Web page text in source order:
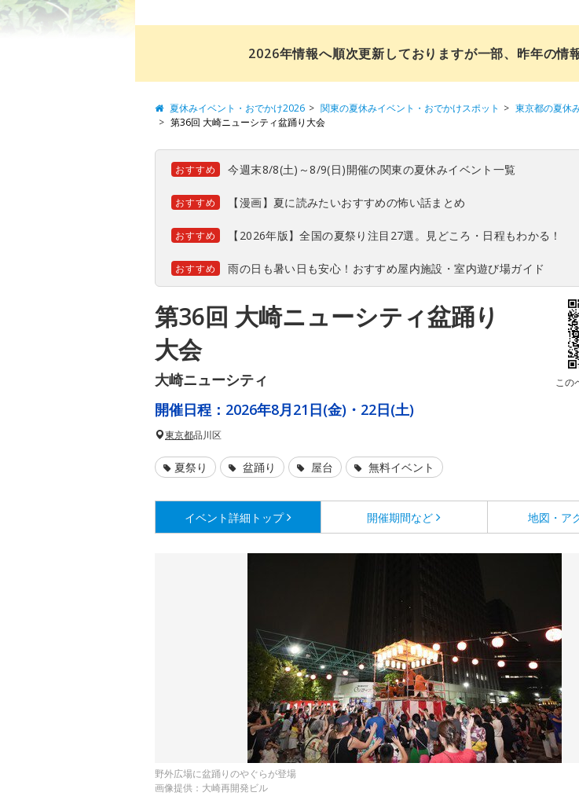
2026年情報へ順次更新しておりますが一部、昨年の情
夏休みイベント・おでかけ2026 関東の夏休みイベント・おでかけスポット 東京都の夏休
第36回 大崎ニューシティ盆踊り大会
おすすめ 今週末8/8(土)～8/9(日)開催の関東の夏休みイベント一覧
おすすめ 【漫画】夏に読みたいおすすめの怖い話まとめ
おすすめ 【2026年版】全国の夏祭り注目27選。見どころ・日程もわかる！
おすすめ 雨の日も暑い日も安心！おすすめ屋内施設・室内遊び場ガイド
第36回 大崎ニューシティ盆踊り
大会
大崎ニューシティ
この
開催日程： 2026年8月21日(金)・22日(土)
東京都品川区
夏祭り 盆踊り 屋台 無料イベント
イベント詳細 トップ 開催期間など 地図・ア
野外広場に盆踊りのやぐらが登場
画像提供：大崎再開発ビル